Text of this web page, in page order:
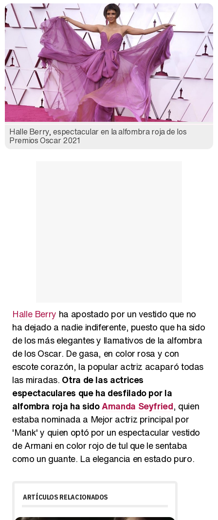
Halle Berry, espectacular en la alfombra roja de los
Premios Oscar 2021
Halle Berry ha apostado por un vestido que no
ha dejado a nadie indiferente, puesto que ha sido
de los más elegantes y llamativos de la alfombra
de los Oscar. De gasa, en color rosa y con
escote corazón, la popular actriz acaparó todas
las miradas. Otra de las actrices
espectaculares que ha desfilado por la
alfombra roja ha sidoAmanda Seyfried, quien
estaba nominada a Mejor actriz principal por
'Mank' y quien optó por un espectacular vestido
de Armani en color rojo de tul que le sentaba
como un guante. La elegancia en estado puro.
ARTÍCULOS RELACIONADOS